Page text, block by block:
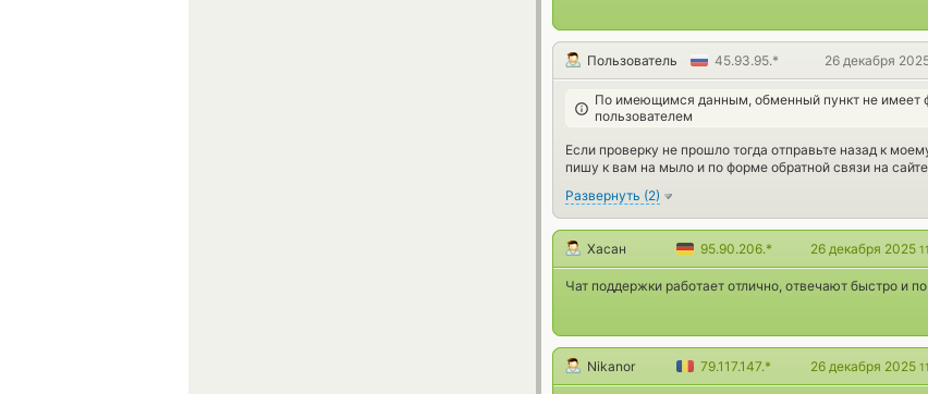
Пользователь 45.93.95.* 26 декабря
По имеющимся данным, обменный пункт не имеет
пользователем
Если проверку не прошло тогда отправьте назад к
пишу к вам на мыло и по форме обратной связи на
Развернуть (2)
Хасан 95.90.206.* 26 декабря 2025
Чат поддержки работает отлично, отвечают быстро и
Nikanor 79.117.147.* 26 декабря 2025